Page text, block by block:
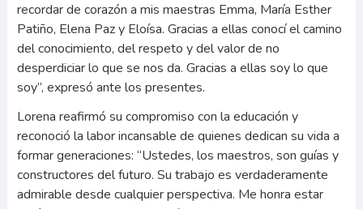
recordar de corazón a mis maestras Emma, María Esther
Patiño, Elena Paz y Eloísa. Gracias a ellas conocí el camino
del conocimiento, del respeto y del valor de no
desperdiciar lo que se nos da. Gracias a ellas soy lo que
soy”, expresó ante los presentes.
Lorena reafirmó su compromiso con la educación y
reconoció la labor incansable de quienes dedican su vida a
formar generaciones: “Ustedes, los maestros, son guías y
constructores del futuro. Su trabajo es verdaderamente
admirable desde cualquier perspectiva. Me honra estar